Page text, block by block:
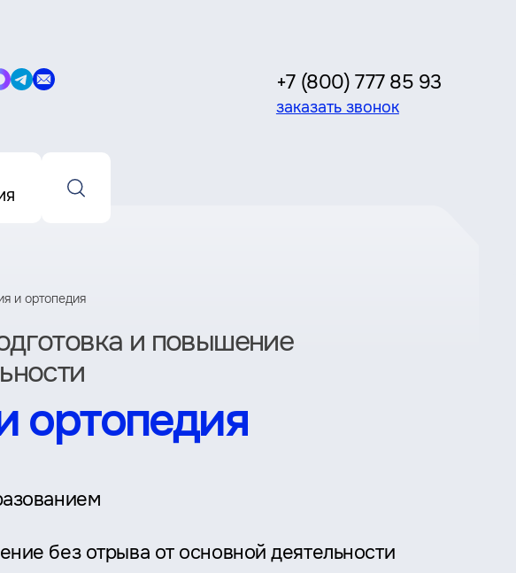
Написать
Написать
+7 (800) 777 85 93
заказать звонок
и ортопедия
и повышение
ортопедия
без отрыва от основной деятельности